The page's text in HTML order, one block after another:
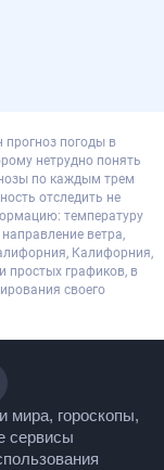
прогноз погоды в
нетрудно понять
по каждым трем
отследить не
температуру
ветра,
Калифорния,
простых графиков, в
своего
и мира,
сервисы